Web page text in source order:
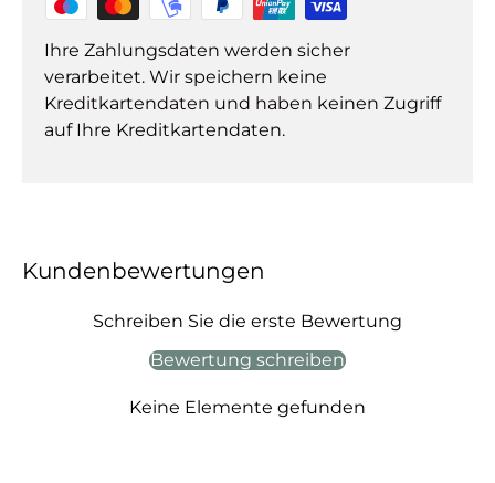
Ihre Zahlungsdaten werden sicher
verarbeitet. Wir speichern keine
Kreditkartendaten und haben keinen Zugriff
auf Ihre Kreditkartendaten.
Kundenbewertungen
Schreiben Sie die erste Bewertung
Bewertung schreiben
Keine Elemente gefunden